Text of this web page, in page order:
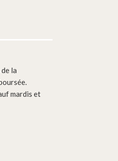
la
mardis et